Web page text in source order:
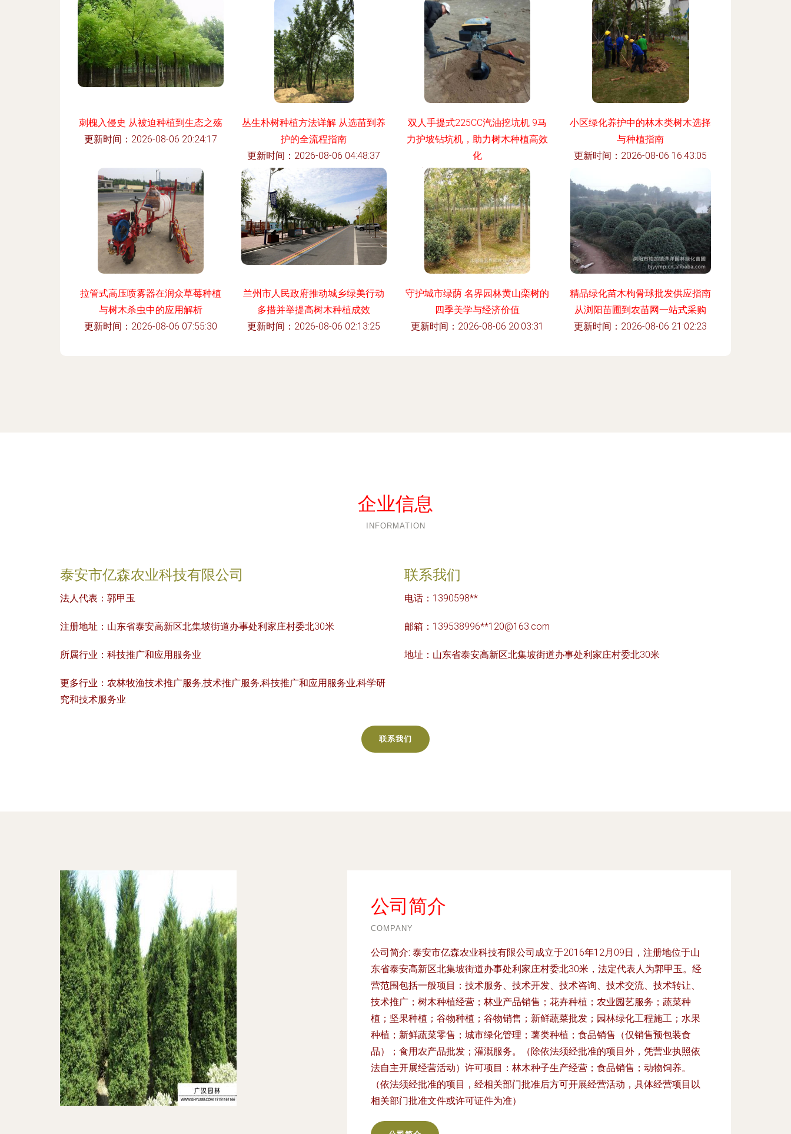
刺槐入侵史 从被迫种植到生态之殇
更新时间：2026-08-06 20:24:17
丛生朴树种植方法详解 从选苗到养
护的全流程指南
更新时间：2026-08-06 04:48:37
双人手提式225CC汽油挖坑机 9马
力护坡钻坑机，助力树木种植高效
化
更新时间：2026-08-06 19:29:55
小区绿化养护中的林木类树木选择
与种植指南
更新时间：2026-08-06 16:43:05
拉管式高压喷雾器在润众草莓种植
与树木杀虫中的应用解析
更新时间：2026-08-06 07:55:30
兰州市人民政府推动城乡绿美行动
多措并举提高树木种植成效
更新时间：2026-08-06 02:13:25
守护城市绿荫 名界园林黄山栾树的
四季美学与经济价值
更新时间：2026-08-06 20:03:31
精品绿化苗木枸骨球批发供应指南
从浏阳苗圃到农苗网一站式采购
更新时间：2026-08-06 21:02:23
企业信息
INFORMATION
泰安市亿森农业科技有限公司
法人代表： 郭甲玉
注册地址： 山东省泰安高新区北集坡街道办事处利家庄村委北30米
所属行业： 科技推广和应用服务业
更多行业： 农林牧渔技术推广服务,技术推广服务,科技推广和应用服务业,科学研
究和技术服务业
联系我们
电话：1390598**
邮箱：139538996**120@163.com
地址：山东省泰安高新区北集坡街道办事处利家庄村委北30米
联系我们
公司简介
COMPANY
公司简介: 泰安市亿森农业科技有限公司成立于2016年12月09日，注册地位于山
东省泰安高新区北集坡街道办事处利家庄村委北30米，法定代表人为郭甲玉。经
营范围包括一般项目：技术服务、技术开发、技术咨询、技术交流、技术转让、
技术推广；树木种植经营；林业产品销售；花卉种植；农业园艺服务；蔬菜种
植；坚果种植；谷物种植；谷物销售；新鲜蔬菜批发；园林绿化工程施工；水果
种植；新鲜蔬菜零售；城市绿化管理；薯类种植；食品销售（仅销售预包装食
品）；食用农产品批发；灌溉服务。（除依法须经批准的项目外，凭营业执照依
法自主开展经营活动）许可项目：林木种子生产经营；食品销售；动物饲养。
（依法须经批准的项目，经相关部门批准后方可开展经营活动，具体经营项目以
相关部门批准文件或许可证件为准）